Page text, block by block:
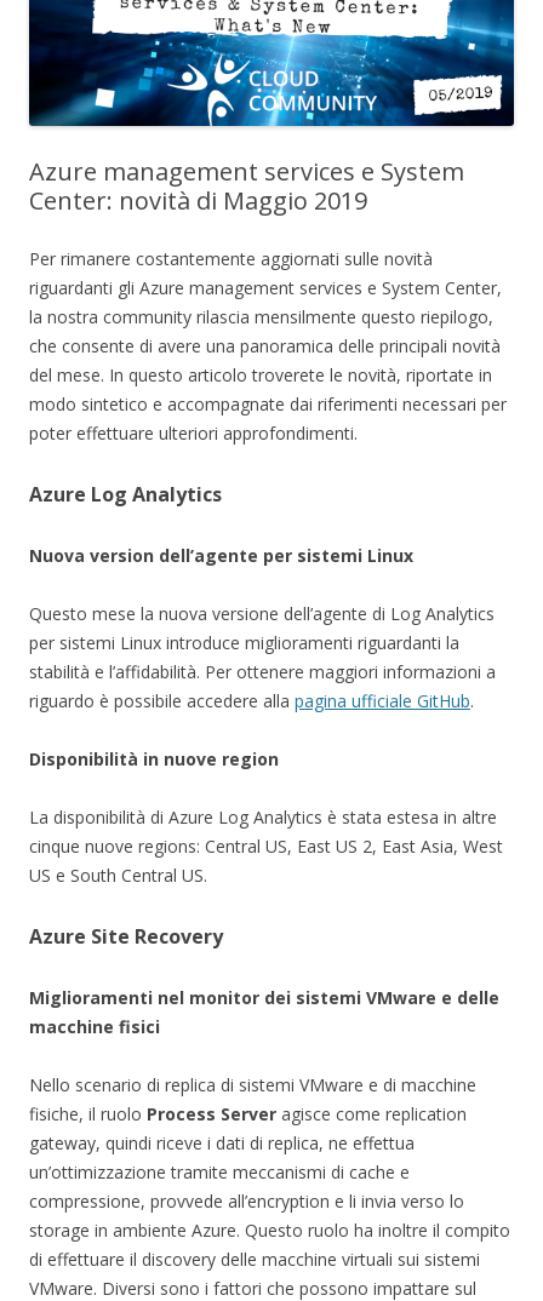
Azure management services e System
Center: novità di Maggio 2019
Per rimanere costantemente aggiornati sulle novità
riguardanti gli Azure management services e System Center,
la nostra community rilascia mensilmente questo riepilogo,
che consente di avere una panoramica delle principali novità
del mese. In questo articolo troverete le novità, riportate in
modo sintetico e accompagnate dai riferimenti necessari per
poter effettuare ulteriori approfondimenti.
Azure Log Analytics
Nuova version dell’agente per sistemi Linux
Questo mese la nuova versione dell’agente di Log Analytics
per sistemi Linux introduce miglioramenti riguardanti la
stabilità e l’affidabilità. Per ottenere maggiori informazioni a
riguardo è possibile accedere alla pagina ufficiale GitHub.
Disponibilità in nuove region
La disponibilità di Azure Log Analytics è stata estesa in altre
cinque nuove regions: Central US, East US 2, East Asia, West
US e South Central US.
Azure Site Recovery
Miglioramenti nel monitor dei sistemi VMware e delle
macchine fisici
Nello scenario di replica di sistemi VMware e di macchine
fisiche, il ruolo Process Server agisce come replication
gateway, quindi riceve i dati di replica, ne effettua
un’ottimizzazione tramite meccanismi di cache e
compressione, provvede all’encryption e li invia verso lo
storage in ambiente Azure. Questo ruolo ha inoltre il compito
di effettuare il discovery delle macchine virtuali sui sistemi
VMware. Diversi sono i fattori che possono impattare sul